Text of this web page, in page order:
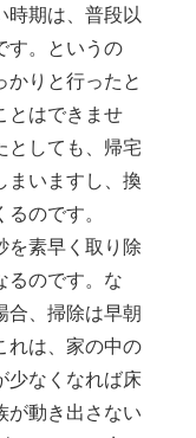
時期は、普段以
す。というの
かりと行ったと
とはできませ
としても、帰宅
まいますし、換
のです。
を素早く取り除
るのです。な
合、掃除は早朝
れは、家の中の
少なくなれば床
が動き出さない